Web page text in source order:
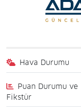
Hava Durumu
Puan Durumu ve
Fikstür